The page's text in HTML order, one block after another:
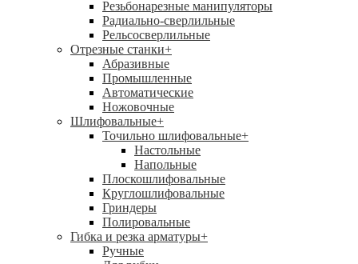
Резьбонарезные манипуляторы
Радиально-сверлильные
Рельсосверлильные
Отрезные станки+
Абразивные
Промышленные
Автоматические
Ножовочные
Шлифовальные+
Точильно шлифовальные+
Настольные
Напольные
Плоскошлифовальные
Круглошлифовальные
Гриндеры
Полировальные
Гибка и резка арматуры+
Ручные